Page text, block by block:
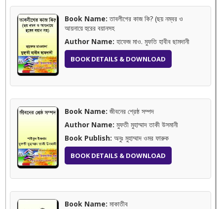
Book Name: তাবলীগের কাজ কি? (ছয় নম্বর ও
আয়নায়ে হুরের বয়ানসহ
Author Name: হাফেজ মাও. মুফতি হাবীব ছামদানী
BOOK DETAILS & DOWNLOAD
Book Name: জীবনের শ্রেষ্ঠ সম্পদ
Author Name: মুফতী মুহাম্মাদ তাকী উসমানী
Book Publish: অনুঃ মুহাম্মাদ ওমর ফারুক
BOOK DETAILS & DOWNLOAD
Book Name: মাকাতীব